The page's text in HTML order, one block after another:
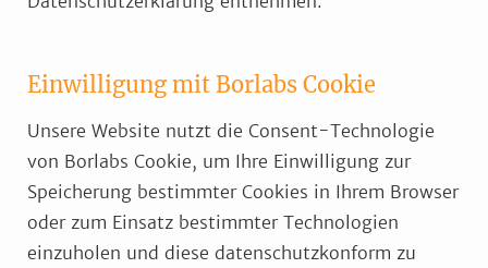
Einwilligung mit Borlabs Cookie
Unsere Website nutzt die Consent-Technologie
von Borlabs Cookie, um Ihre Einwilligung zur
Speicherung bestimmter Cookies in Ihrem Browser
oder zum Einsatz bestimmter Technologien
einzuholen und diese datenschutzkonform zu